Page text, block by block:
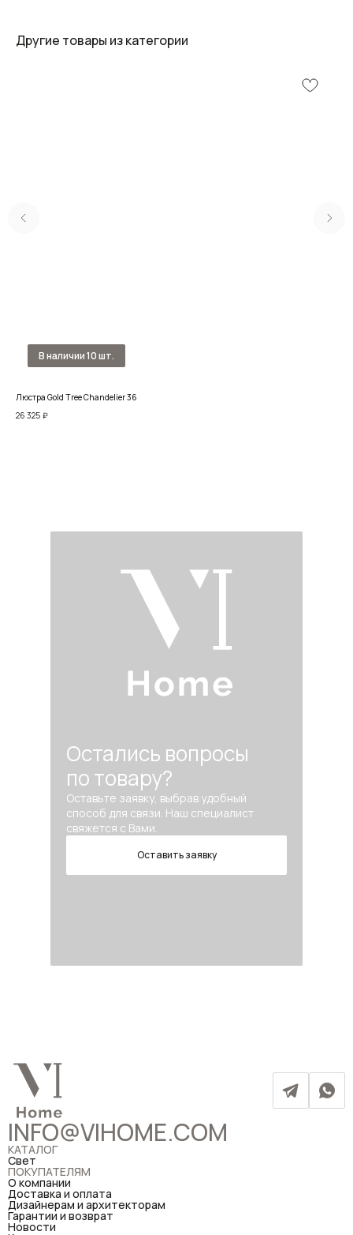
Другие товары из категории
Люстра Gold Tree Chandelier​ 36
26 325 ₽
Остались вопросы
по товару?
Оставьте заявку, выбрав удобный
способ для связи. Наш специалист
свяжется с Вами.
Оставить заявку
INFO@VIHOME.COM
КАТАЛОГ
Свет
ПОКУПАТЕЛЯМ
О компании
Доставка и оплата
Дизайнерам и архитекторам
Гарантии и возврат
Новости